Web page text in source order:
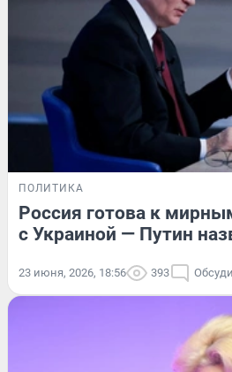
ПОЛИТИКА
Россия готова к
с Украиной — Путин
23 июня, 2026, 18:56 393